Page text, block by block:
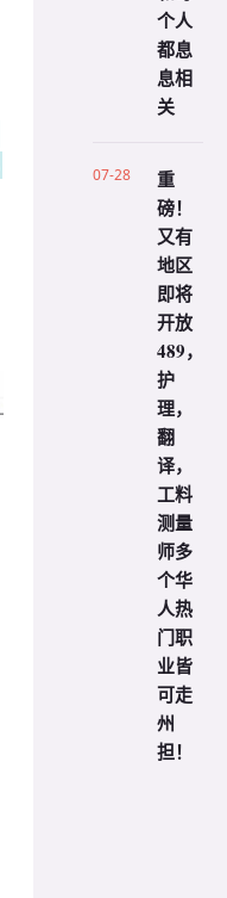
个人
都息
息相
关
07-28
重
磅！
又有
地区
即将
开放
489，
护
理，
翻
译，
工料
测量
师多
个华
人热
门职
业皆
可走
州
担！